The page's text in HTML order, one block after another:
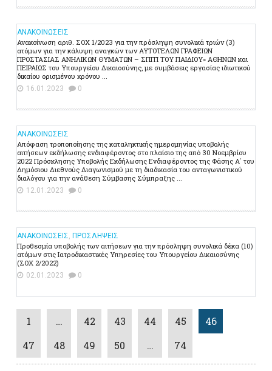
ΑΝΑΚΟΙΝΩΣΕΙΣ
Ανακοίνωση αριθ. ΣΟΧ 1/2023 για την πρόσληψη συνολικά τριών (3)
ατόμων για την κάλυψη αναγκών των ΑΥΤΟΤΕΛΩΝ ΓΡΑΦΕΙΩΝ
ΠΡΟΣΤΑΣΙΑΣ ΑΝΗΛΙΚΩΝ ΘΥΜΑΤΩΝ – ΣΠΙΤΙ ΤΟΥ ΠΑΙΔΙΟΥ» ΑΘΗΝΩΝ και
ΠΕΙΡΑΙΩΣ του Υπουργείου Δικαιοσύνης, με συμβάσεις εργασίας ιδιωτικού
δικαίου ορισμένου χρόνου ...
16.01.2023 0
ΑΝΑΚΟΙΝΩΣΕΙΣ
Απόφαση τροποποίησης της καταληκτικής ημερομηνίας υποβολής
αιτήσεων εκδήλωσης ενδιαφέροντος στο πλαίσιο της από 30 Νοεμβρίου
2022 Πρόσκλησης Υποβολής Εκδήλωσης Ενδιαφέροντος της Φάσης Α΄ του
Δημόσιου Διεθνούς Διαγωνισμού με τη διαδικασία του ανταγωνιστικού
διαλόγου για την ανάθεση Σύμβασης Σύμπραξης ...
12.01.2023 0
ΑΝΑΚΟΙΝΩΣΕΙΣ, ΠΡΟΣΛΗΨΕΙΣ
Προθεσμία υποβολής των αιτήσεων για την πρόσληψη συνολικά δέκα (10)
ατόμων στις Ιατροδικαστικές Υπηρεσίες του Υπουργείου Δικαιοσύνης
(ΣΟΧ 2/2022)
02.01.2023 0
1 … 42 43 44 45
46
47
48 49 50 … 74